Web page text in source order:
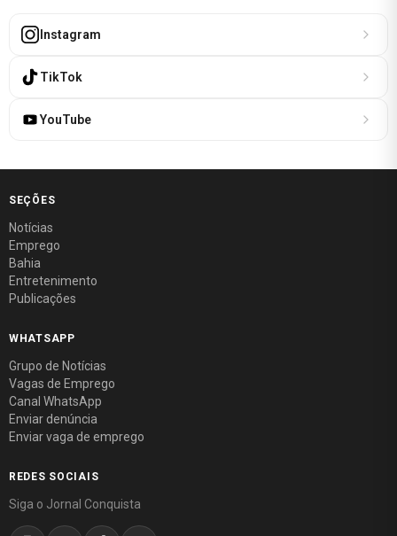
Instagram
TikTok
YouTube
SEÇÕES
Notícias
Emprego
Bahia
Entretenimento
Publicações
WHATSAPP
Grupo de Notícias
Vagas de Emprego
Canal WhatsApp
Enviar denúncia
Enviar vaga de emprego
REDES SOCIAIS
Siga o Jornal Conquista